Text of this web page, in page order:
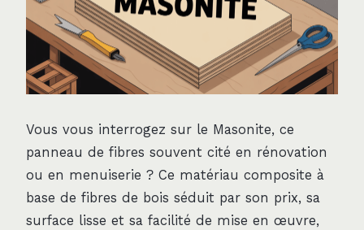
Vous vous interrogez sur le Masonite, ce
panneau de fibres souvent cité en rénovation
ou en menuiserie ? Ce matériau composite à
base de fibres de bois séduit par son prix, sa
surface lisse et sa facilité de mise en œuvre,